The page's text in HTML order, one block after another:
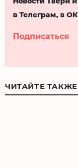
в Телеграм, в
Подписаться
ЧИТАЙТЕ ТАКЖЕ